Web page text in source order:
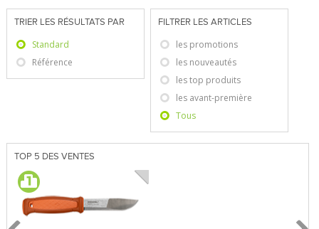
TRIER LES RÉSULTATS PAR
Standard
Référence
FILTRER LES ARTICLES
les promotions
les nouveautés
les top produits
les avant-première
Tous
TOP 5 DES VENTES